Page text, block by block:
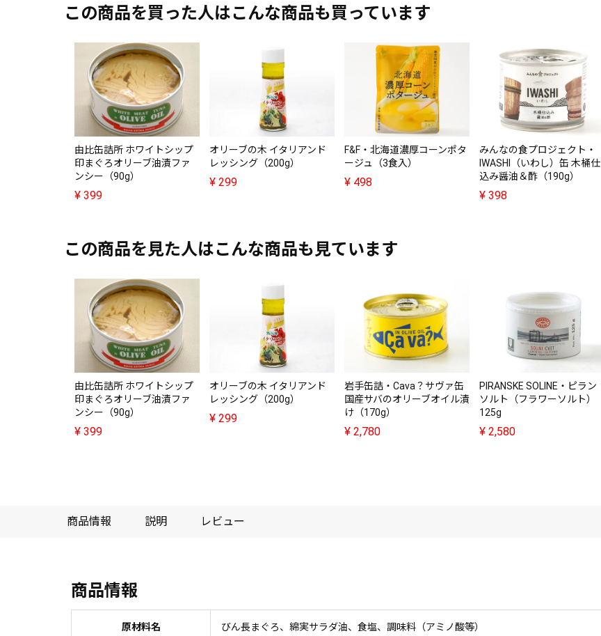
この商品を買った人はこんな商品も買っています
由比缶詰所 ホワイトシップ
印まぐろオリーブ油漬ファ
ンシー（90g）
¥ 399
オリーブの木 イタリアンド
レッシング（200g）
¥ 299
F&F・北海道濃厚コーンポタ
ージュ（3食入）
¥ 498
みんなの食プロジェクト・
IWASHI（いわし）缶 木桶仕
込み醤油＆酢（190g）
¥ 398
この商品を見た人はこんな商品も見ています
由比缶詰所 ホワイトシップ
印まぐろオリーブ油漬ファ
ンシー（90g）
¥ 399
オリーブの木 イタリアンド
レッシング（200g）
¥ 299
岩手缶詰・Cava？サヴァ缶
国産サバのオリーブオイル漬
け（170g）
¥ 2,780
PIRANSKE SOLINE・ピラン
ソルト（フラワーソルト）
125g
¥ 2,580
商品情報 説明 レビュー
商品情報
原材料名 びん長まぐろ、綿実サラダ油、食塩、調味料（アミノ酸等）